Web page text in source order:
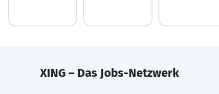
XING – Das Jobs-Netzwerk